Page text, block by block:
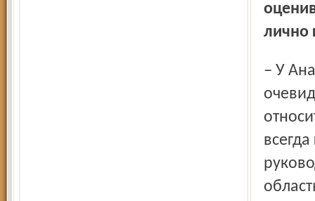
лично
– У Анатолия Ивановича Лисицына есть несколько